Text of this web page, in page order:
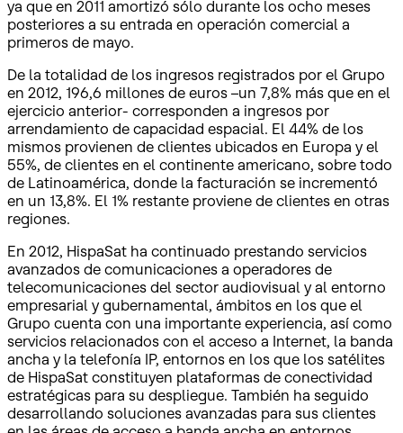
ya que en 2011 amortizó sólo durante los ocho meses
posteriores a su entrada en operación comercial a
primeros de mayo.
De la totalidad de los ingresos registrados por el Grupo
en 2012, 196,6 millones de euros –un 7,8% más que en el
ejercicio anterior- corresponden a ingresos por
arrendamiento de capacidad espacial. El 44% de los
mismos provienen de clientes ubicados en Europa y el
55%, de clientes en el continente americano, sobre todo
de Latinoamérica, donde la facturación se incrementó
en un 13,8%. El 1% restante proviene de clientes en otras
regiones.
En 2012, HispaSat ha continuado prestando servicios
avanzados de comunicaciones a operadores de
telecomunicaciones del sector audiovisual y al entorno
empresarial y gubernamental, ámbitos en los que el
Grupo cuenta con una importante experiencia, así como
servicios relacionados con el acceso a Internet, la banda
ancha y la telefonía IP, entornos en los que los satélites
de HispaSat constituyen plataformas de conectividad
estratégicas para su despliegue. También ha seguido
desarrollando soluciones avanzadas para sus clientes